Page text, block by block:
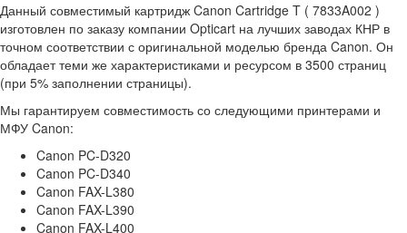
Данный совместимый картридж Canon Cartridge T ( 7833A002 )
изготовлен по заказу компании Opticart на лучших заводах КНР в
точном соответствии с оригинальной моделью бренда Canon. Он
обладает теми же характеристиками и ресурсом в 3500 страниц
(при 5% заполнении страницы).
Мы гарантируем совместимость со следующими принтерами и
МФУ Canon:
Canon PC-D320
Canon PC-D340
Canon FAX-L380
Canon FAX-L390
Canon FAX-L400